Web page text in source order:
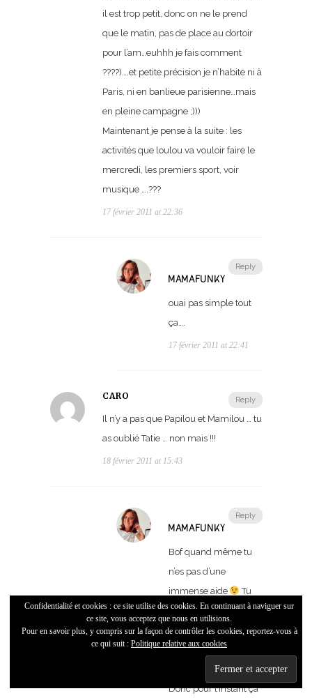
il est trop petit, donc on ne le prend
que le matin, pas de place au dortoir
pour l’am…euhhh je fais comment
????)….et petite précision je n’habite ni à
Paris, ni en banlieue parisienne…mais
en pleine campagne ;)))
Maintenant je pense à la suite : les
activités que loulou va vouloir faire le
mercredi, les premiers sport, voir
musique ….???
17 février 2011 at 22:36
Reply
MAMAFUNKY
ouai pas simple tout
ça….
17 février 2011 at 22:41
Reply
CARO
Il n’y a pas que Papilou et Mamilou … tu
as oublié Tatie … non mais !!!
18 février 2011 at 15:43
Reply
MAMAFUNKY
Bof quand même tu
n’es pas d’une
immense aide
Tu
ne la prends pas à
dormir. Tu ne la
gardes pas tout un
Donc pour l’instant ça
Confidentialité et cookies : ce site utilise des cookies. En continuant à naviguer sur
ce site, vous acceptez que nous en utilisions.
Pour en savoir plus, y compris sur la façon de contrôler les cookies, reportez-vous à
ce qui suit : Politique relative aux cookies